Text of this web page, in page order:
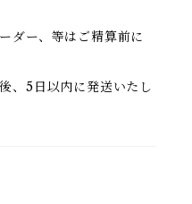
ダー、等はご精算前に
、5日以内に発送いたし